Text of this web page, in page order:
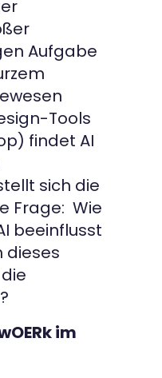
Aufgabe
Tools
findet AI
sich die
Frage: Wie
beeinflusst
dieses
im